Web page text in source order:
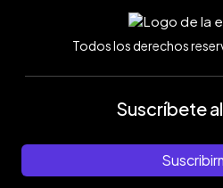
Todos los derechos
Suscríbete